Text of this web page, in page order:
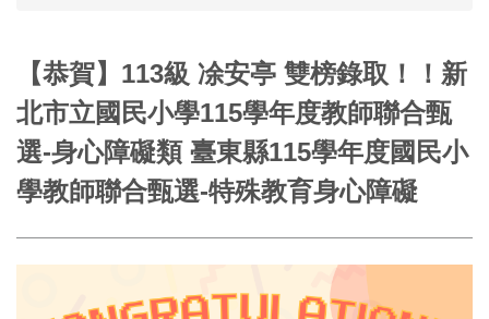
【恭賀】113級 凃安亭 雙榜錄取！！新
北市立國民小學115學年度教師聯合甄
選-身心障礙類 臺東縣115學年度國民小
學教師聯合甄選-特殊教育身心障礙